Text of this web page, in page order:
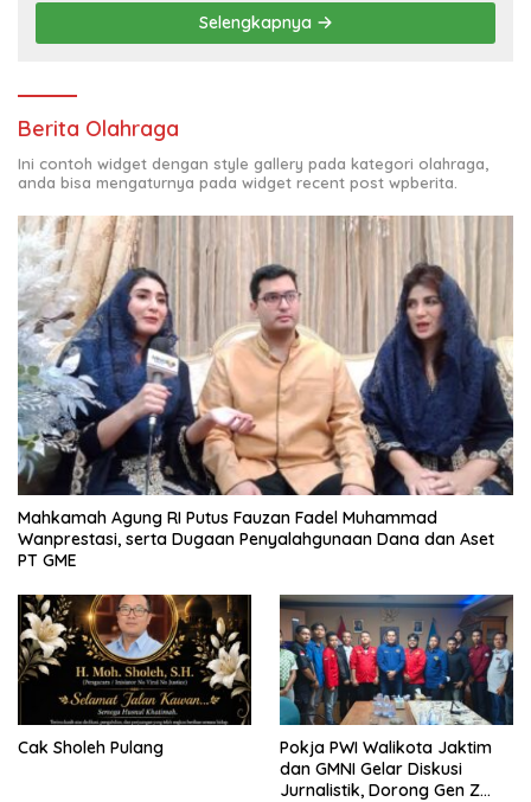
Selengkapnya
Berita Olahraga
Ini contoh widget dengan style gallery pada kategori olahraga,
anda bisa mengaturnya pada widget recent post wpberita.
Mahkamah Agung RI Putus Fauzan Fadel Muhammad
Wanprestasi, serta Dugaan Penyalahgunaan Dana dan Aset
PT GME
Cak Sholeh Pulang
Pokja PWI Walikota Jaktim
dan GMNI Gelar Diskusi
Jurnalistik, Dorong Gen Z